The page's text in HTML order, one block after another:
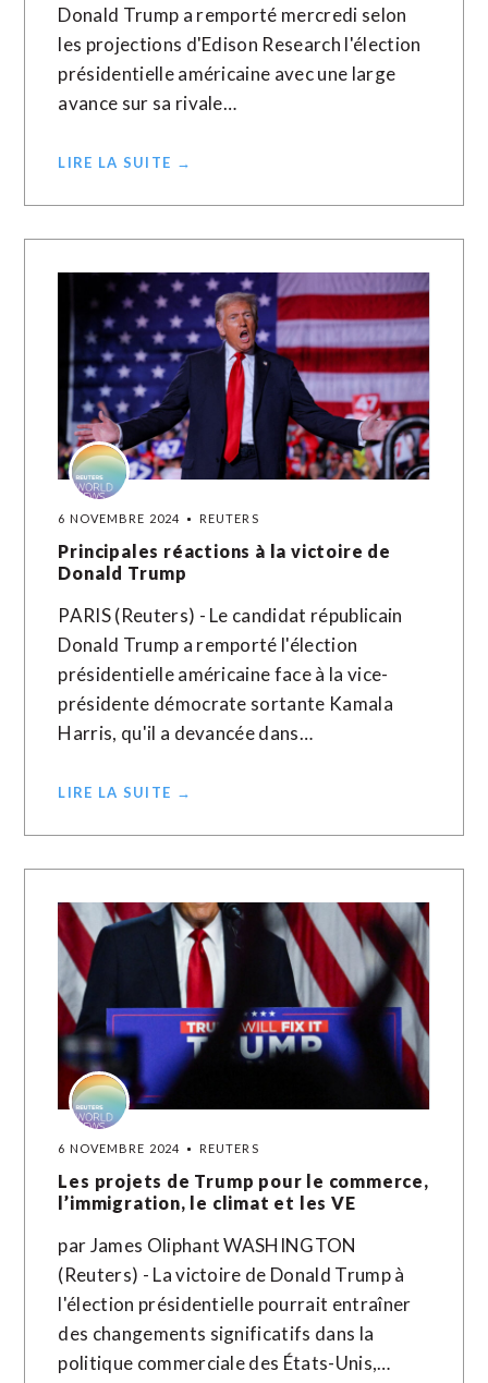
Donald Trump a remporté mercredi selon
les projections d'Edison Research l'élection
présidentielle américaine avec une large
avance sur sa rivale…
LIRE LA SUITE →
6 NOVEMBRE 2024 REUTERS
Principales réactions à la victoire de
Donald Trump
PARIS (Reuters) - Le candidat républicain
Donald Trump a remporté l'élection
présidentielle américaine face à la vice-
présidente démocrate sortante Kamala
Harris, qu'il a devancée dans…
LIRE LA SUITE →
6 NOVEMBRE 2024 REUTERS
Les projets de Trump pour le commerce,
l’immigration, le climat et les VE
par James Oliphant WASHINGTON
(Reuters) - La victoire de Donald Trump à
l'élection présidentielle pourrait entraîner
des changements significatifs dans la
politique commerciale des États-Unis,…